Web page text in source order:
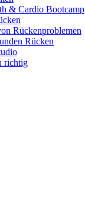
& Cardio Bootcamp
Rückenproblemen
Rücken
richtig